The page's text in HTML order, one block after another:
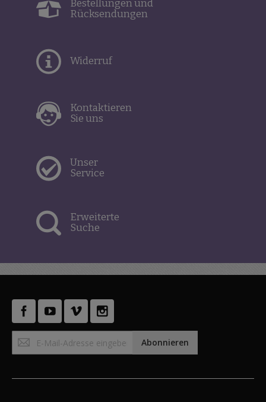
Bestellungen und
Rücksendungen
Widerruf
Kontaktieren
Sie uns
Unser
Service
Erweiterte
Suche
Anmeldung
zum
Abonnieren